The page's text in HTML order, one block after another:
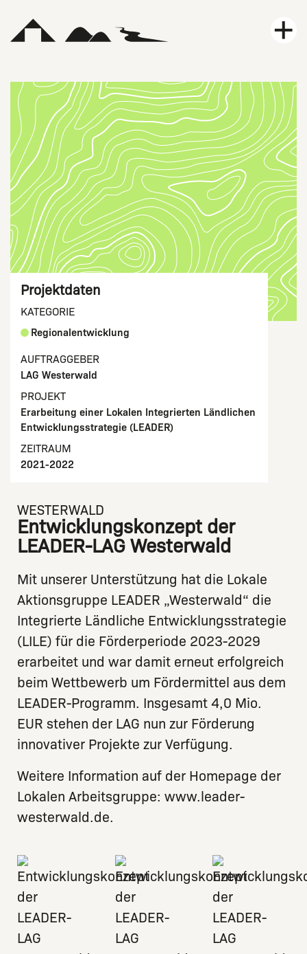
Projekte
Karriere
Aktuelles
Kontakt
Über uns
Projektdaten
KATEGORIE
Regionalentwicklung
AUFTRAGGEBER
LAG Westerwald
PROJEKT
Erarbeitung einer Lokalen Integrierten Ländlichen
Entwicklungsstrategie (LEADER)
ZEITRAUM
2021-2022
WESTERWALD
Entwicklungskonzept der
LEADER-LAG Westerwald
Mit unserer Unterstützung hat die Lokale
Aktionsgruppe LEADER „Westerwald“ die
Integrierte Ländliche Entwicklungsstrategie
(LILE) für die Förderperiode 2023-2029
erarbeitet und war damit erneut erfolgreich
beim Wettbewerb um Fördermittel aus dem
LEADER-Programm. Insgesamt 4,0 Mio.
EUR stehen der LAG nun zur Förderung
innovativer Projekte zur Verfügung.
Weitere Information auf der Homepage der
Lokalen Arbeitsgruppe: www.leader-
westerwald.de.